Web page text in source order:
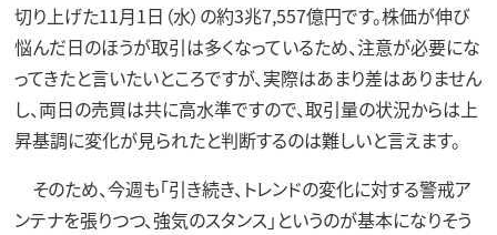
切り上げた11月1日（水）の約3兆7,557億円です。株価が伸び
悩んだ日のほうが取引は多くなっているため、注意が必要にな
ってきたと言いたいところですが、実際はあまり差はありません
し、両日の売買は共に高水準ですので、取引量の状況からは上
昇基調に変化が見られたと判断するのは難しいと言えます。
そのため、今週も「引き続き、トレンドの変化に対する警戒ア
ンテナを張りつつ、強気のスタンス」というのが基本になりそう